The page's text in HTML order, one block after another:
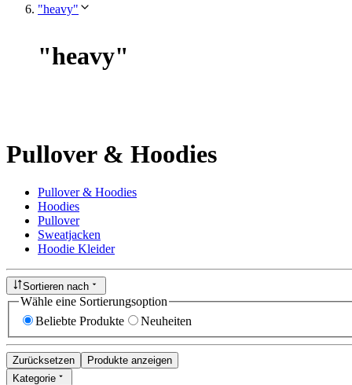
"heavy"
"heavy"
Pullover & Hoodies
Pullover & Hoodies
Hoodies
Pullover
Sweatjacken
Hoodie Kleider
Sortieren nach
Wähle eine Sortierungsoption
Beliebte Produkte
Neuheiten
Zurücksetzen
Produkte anzeigen
Kategorie